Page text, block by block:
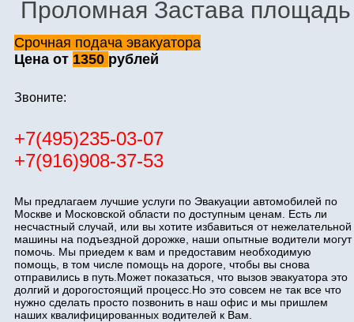
Проломная Застава площадь
Срочная подача эвакуатора
Цена от 1350 рублей
Звоните:
+7(495)235-03-07
+7(916)908-37-53
Мы предлагаем лучшие услуги по Эвакуации автомобилей по
Москве и Московской области по доступным ценам. Есть ли
несчастный случай, или вы хотите избавиться от нежелательной
машины на подъездной дорожке, наши опытные водители могут
помочь. Мы приедем к вам и предоставим необходимую
помощь, в том числе помощь на дороге, чтобы вы снова
отправились в путь.Может показаться, что вызов эвакуатора это
долгий и дорогостоящий процесс.Но это совсем не так все что
нужно сделать просто позвонить в наш офис и мы пришлем
наших квалифицированных водителей к Вам.